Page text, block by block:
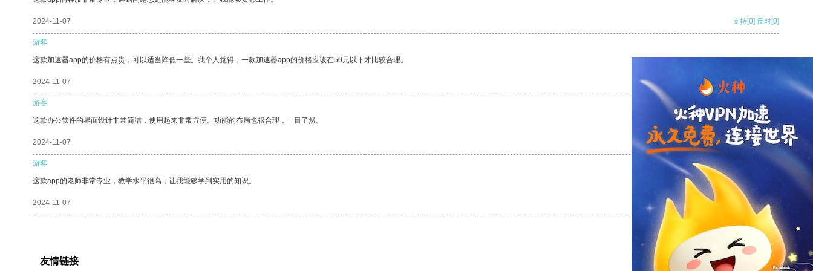
2024-11-07 支持[0] 反对[0]
游客
这款加速器app的价格有点贵，可以适当降低一些。我个人觉得，一款加速器app的价格应该在50元以下才比较合理。
2024-11-07 支持
游客
这款办公软件的界面设计非常简洁，使用起来非常方便。功能的布局也很合理，一目了然。
2024-11-07 支持[0] 反对[0]
游客
这款app的老师非常专业，教学水平很高，让我能够学到实用的知识。
2024-11-07 支持[0] 反对[0]
友情链接